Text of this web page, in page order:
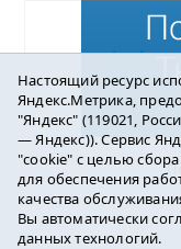
Настоящий ресурс
Яндекс.Метрика,
"Яндекс" (119021,
— Яндекс)). Сервис
"cookie" с целью
для обеспечения
качества
Вы автоматически
данных технологий.